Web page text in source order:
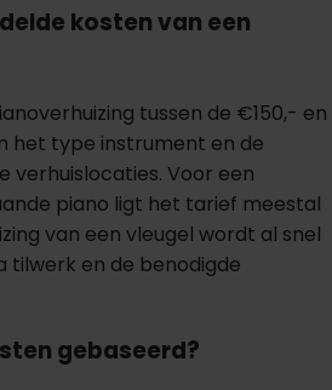
kosten van een
tussen de €150,- en
het type instrument en de
verhuislocaties. Voor een
piano ligt het tarief meestal
van een vleugel wordt al snel
tilwerk en de benodigde
gebaseerd?